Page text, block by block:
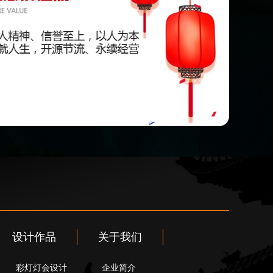
设计作品
彩灯灯会设计
关于我们
企业简介